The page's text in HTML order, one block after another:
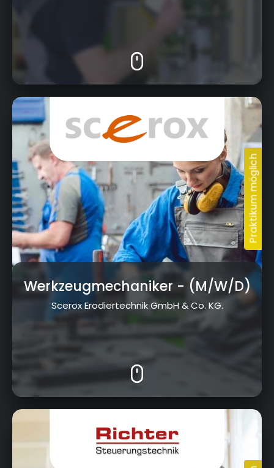
Dr.-Ludwig-Vierling-Str. 12, 96257 Redwitz
a.d.Rodach
Werkzeugmechaniker - (M/W/D)
Scerox Erodiertechnik GmbH & Co. KG.
Krumme Fohre 67, 95359 Kasendorf